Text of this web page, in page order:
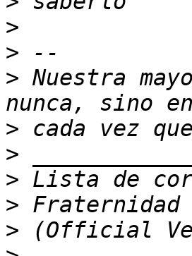
>
>
> Nuestra
>
>
>
>
>